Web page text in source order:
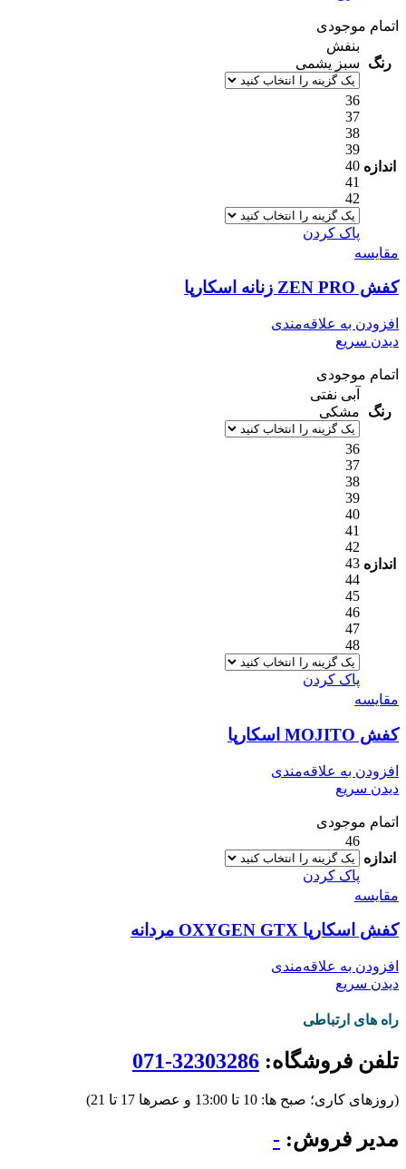
اتمام موجودی
رنگ
بنفش
سبز یشمی
اندازه
36
37
38
39
40
41
42
پاک کردن
مقایسه
کفش ZEN PRO زنانه اسکارپا
افزودن به علاقه‌مندی
دیدن سریع
اتمام موجودی
رنگ
آبی نفتی
مشکی
اندازه
36
37
38
39
40
41
42
43
44
45
46
47
48
پاک کردن
مقایسه
کفش MOJITO اسکارپا
افزودن به علاقه‌مندی
دیدن سریع
اتمام موجودی
اندازه
46
پاک کردن
مقایسه
کفش اسکارپا OXYGEN GTX مردانه
افزودن به علاقه‌مندی
دیدن سریع
راه های ارتباطی
تلفن فروشگاه: 32303286-071
(روزهای کاری؛ صبح ها: 10 تا 13:00 و عصرها 17 تا 21)
مدیر فروش: -